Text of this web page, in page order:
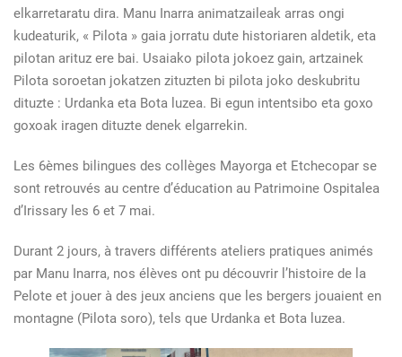
elkarretaratu dira. Manu Inarra animatzaileak arras ongi
kudeaturik, « Pilota » gaia jorratu dute historiaren aldetik, eta
pilotan arituz ere bai. Usaiako pilota jokoez gain, artzainek
Pilota soroetan jokatzen zituzten bi pilota joko deskubritu
dituzte : Urdanka eta Bota luzea. Bi egun intentsibo eta goxo
goxoak iragen dituzte denek elgarrekin.
Les 6èmes bilingues des collèges Mayorga et Etchecopar se
sont retrouvés au centre d’éducation au Patrimoine Ospitalea
d’Irissary les 6 et 7 mai.
Durant 2 jours, à travers différents ateliers pratiques animés
par Manu Inarra, nos élèves ont pu découvrir l’histoire de la
Pelote et jouer à des jeux anciens que les bergers jouaient en
montagne (Pilota soro), tels que Urdanka et Bota luzea.